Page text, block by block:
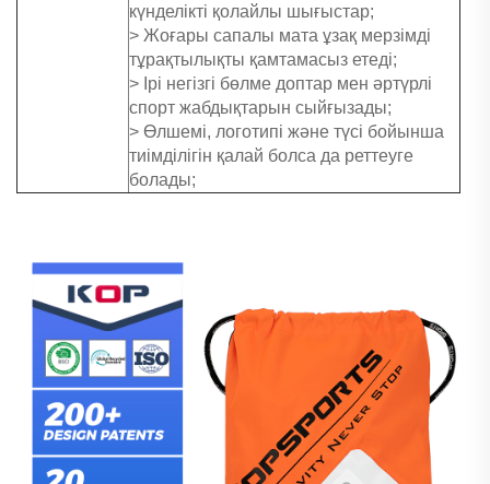
күнделікті қолайлы шығыстар;
> Жоғары сапалы мата ұзақ мерзімді
тұрақтылықты қамтамасыз етеді;
> Ірі негізгі бөлме доптар мен әртүрлі
спорт жабдықтарын сыйғызады;
> Өлшемі, логотипі және түсі бойынша
тиімділігін қалай болса да реттеуге
болады;